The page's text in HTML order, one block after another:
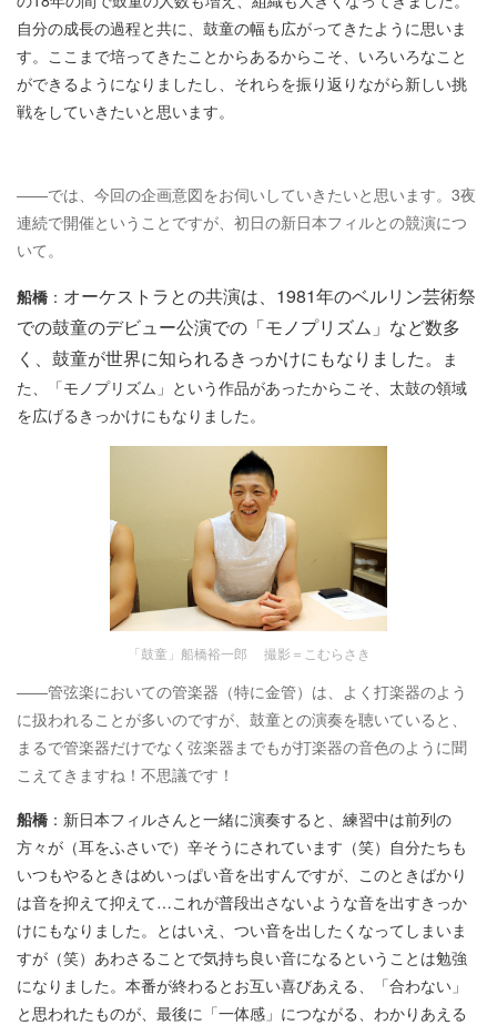
自分の成長の過程と共に、鼓童の幅も広がってきたように思いま
す。ここまで培ってきたことからあるからこそ、いろいろなこと
ができるようになりましたし、それらを振り返りながら新しい挑
戦をしていきたいと思います。
――では、今回の企画意図をお伺いしていきたいと思います。3夜
連続で開催ということですが、初日の新日本フィルとの競演につ
いて。
船橋 ： オーケストラとの共演は、1981年のベルリン芸術祭
での鼓童のデビュー公演での「モノプリズム」など数多
く、鼓童が世界に知られるきっかけにもなりました。
ま
た、「モノプリズム」という作品があったからこそ、太鼓の領域
を広げるきっかけにもなりました。
「鼓童」船橋裕一郎 撮影＝こむらさき
――管弦楽においての管楽器（特に金管）は、よく打楽器のよう
に扱われることが多いのですが、鼓童との演奏を聴いていると、
まるで管楽器だけでなく弦楽器までもが打楽器の音色のように聞
こえてきますね！不思議です！
船橋 ：新日本フィルさんと一緒に演奏すると、練習中は前列の
方々が（耳をふさいで）辛そうにされています（笑）自分たちも
いつもやるときはめいっぱい音を出すんですが、このときばかり
は音を抑えて抑えて…これが普段出さないような音を出すきっか
けにもなりました。とはいえ、つい音を出したくなってしまいま
すが（笑）あわさることで気持ち良い音になるということは勉強
になりました。本番が終わるとお互い喜びあえる、「合わない」
と思われたものが、最後に「一体感」につながる、わかりあえる